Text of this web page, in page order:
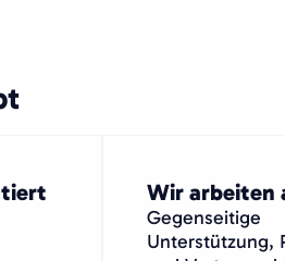
Wir arbeiten
Gegenseitige
Unterstützung,